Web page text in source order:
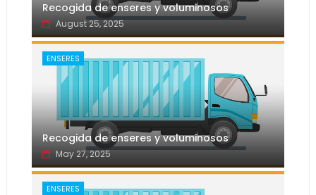
Recogida de enseres y voluminosos
August 25, 2025
ENSERES
Recogida de enseres y voluminosos
May 27, 2025
ENSERES